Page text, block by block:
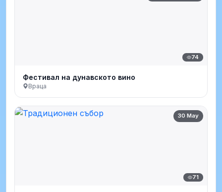
74
Фестивал на дунавското вино
Враца
30 May
71